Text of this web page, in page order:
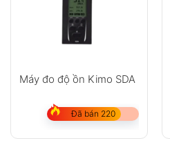
Máy đo độ ồn Kimo SDA
Đã bán 220